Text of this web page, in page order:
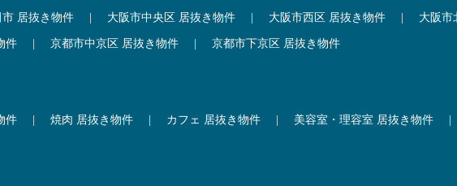
市 居抜き物件 大阪市中央区 居抜き物件 大阪市西区 居抜き物件 大阪市
件 京都市中京区 居抜き物件 京都市下京区 居抜き物件
件 焼肉 居抜き物件 カフェ 居抜き物件 美容室・理容室 居抜き物件